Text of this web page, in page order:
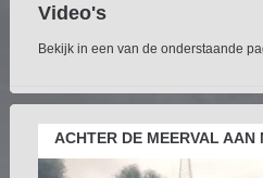
Video's
Bekijk in een van de onderstaande
ACHTER DE MEERVAL AAN